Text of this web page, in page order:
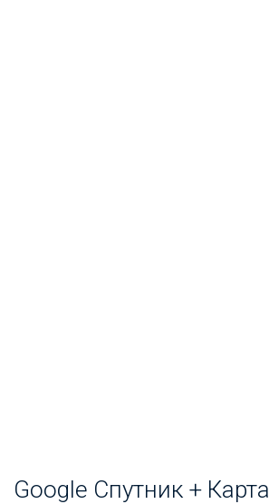
Google Спутник + Карта